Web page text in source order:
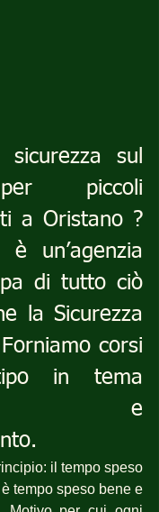
sul
piccoli
a Oristano ?
è un’agenzia
di tutto ciò
la Sicurezza
corsi
in tema
e
il tempo speso
tempo speso bene e